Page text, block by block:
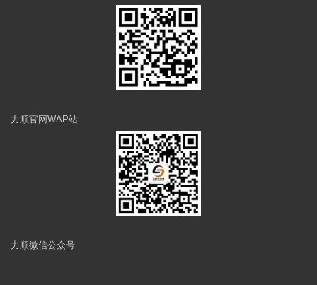
力顺官网WAP站
力顺微信公众号